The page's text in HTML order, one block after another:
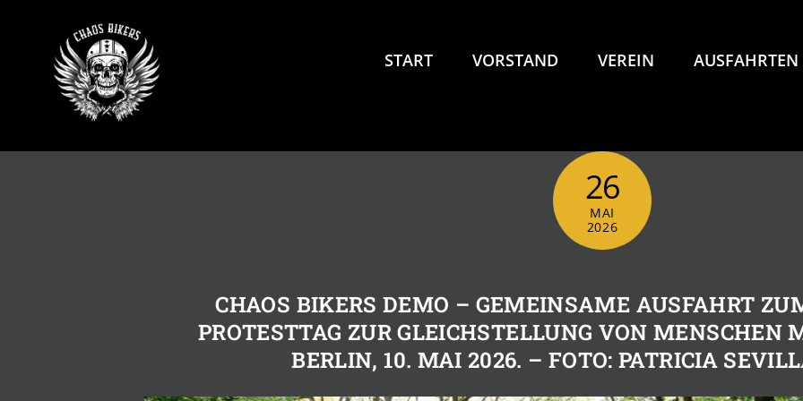
START VORSTAND VEREIN AUSFAHRTEN
26
MAI
2026
CHAOS BIKERS DEMO – GEMEINSAME AUSFAHRT
PROTESTTAG ZUR GLEICHSTELLUNG VON MENSCHEN
BERLIN, 10. MAI 2026. – FOTO: PATRICIA